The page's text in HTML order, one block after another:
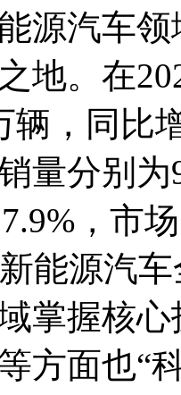
源汽车
地。在
辆，同比
量分别
，市
能源汽
掌握核
方面也“